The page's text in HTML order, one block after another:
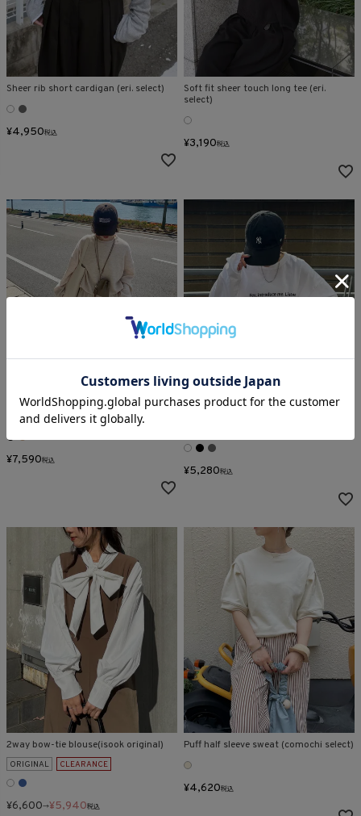
Sheer rib short cardigan (eri. select)
¥4,950税込
Soft fit sheer touch long tee (eri.
select)
¥3,190税込
Rib sweat set up (kiharu select)
¥7,590税込
¥5,280税込
2way bow-tie blouse(isook original)
ORIGINAL CLEARANCE
¥6,600→¥5,940税込
Puff half sleeve sweat (comochi select)
¥4,620税込